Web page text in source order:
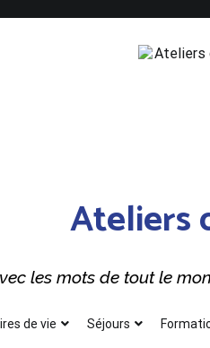
Ateliers
les mots de tout le
de vie Séjours